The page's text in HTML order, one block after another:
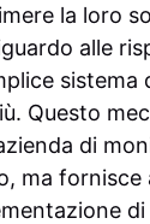
la loro
alle
sistema
Questo
di
ma fornisce